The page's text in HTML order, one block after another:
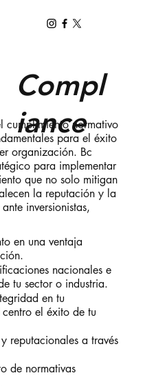
Compl
iance
cumplimiento normativo
para el éxito
organización. Bc
para implementar
que no solo mitigan
la reputación y la
inversionistas,
en una ventaja
nacionales e
tu sector o industria.
en tu
el éxito de tu
reputacionales a través
de normativas